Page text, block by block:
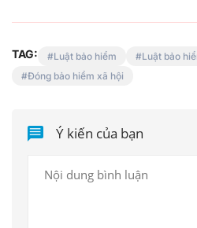
TAG: Luật bảo hiểm Luật bảo
Đóng bảo hiểm xã hội
Ý kiến của bạn